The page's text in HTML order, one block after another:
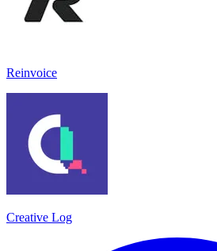
Reinvoice
Creative Log